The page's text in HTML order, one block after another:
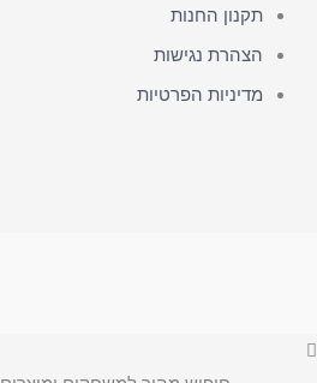
תקנון החנות
הצהרת נגישות
מדיניות הפרטיות